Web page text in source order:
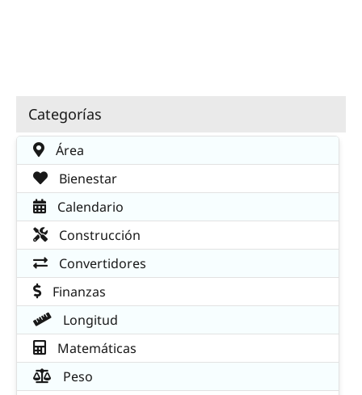
Categorías
Área
Bienestar
Calendario
Construcción
Convertidores
Finanzas
Longitud
Matemáticas
Peso